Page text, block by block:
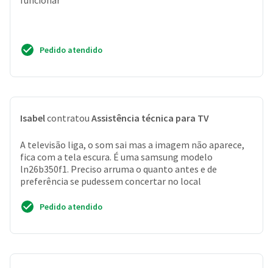
Pedido atendido
Isabelcontratou Assistência técnica para TV
A televisão liga, o som sai mas a imagem não aparece,
fica com a tela escura. É uma samsung modelo
ln26b350f1. Preciso arruma o quanto antes e de
preferência se pudessem concertar no local
Pedido atendido